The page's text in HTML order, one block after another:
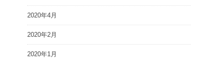
2020年4月
2020年2月
2020年1月